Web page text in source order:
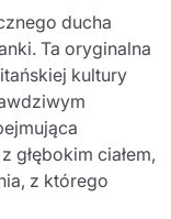
ducha
Ta oryginalna
kultury
głębokim ciałem,
z którego